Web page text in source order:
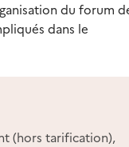
du forum
dans le
(hors tarification),